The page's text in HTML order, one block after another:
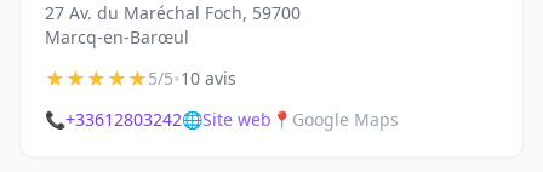
27 Av. du Maréchal Foch, 59700
Marcq-en-Barœul
★★★★★5/5•10 avis
📞+33612803242🌐Site web 📍 Google Maps